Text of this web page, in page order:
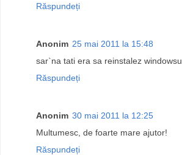
Răspundeți
Anonim 25 mai 2011 la 15:48
sar`na tati era sa reinstalez windowsu
Răspundeți
Anonim 30 mai 2011 la 12:25
Multumesc, de foarte mare ajutor!
Răspundeți